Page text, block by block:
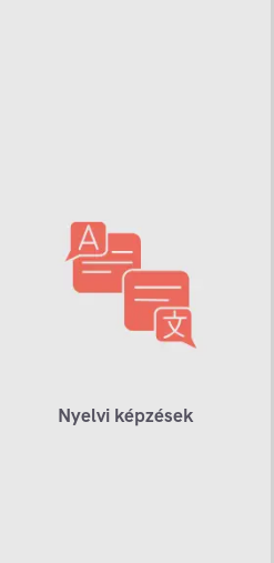
Nyelvi képzések